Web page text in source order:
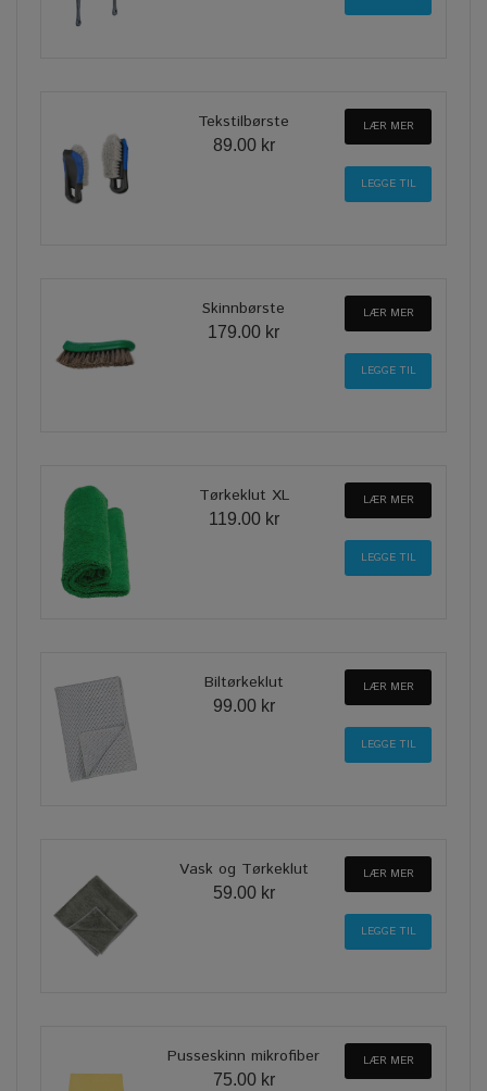
Tekstilbørste
89.00 kr
LÆR MER
Skinnbørste
179.00 kr
LÆR MER
Tørkeklut XL
119.00 kr
LÆR MER
Biltørkeklut
99.00 kr
LÆR MER
Vask og Tørkeklut
59.00 kr
LÆR MER
Pusseskinn mikrofiber
75.00 kr
LÆR MER